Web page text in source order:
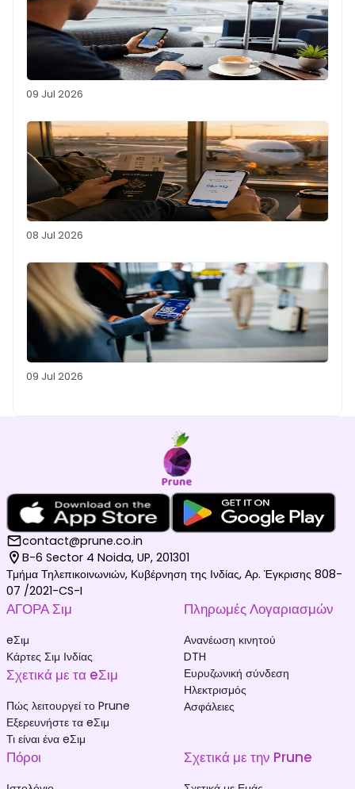
09 Jul 2026
08 Jul 2026
09 Jul 2026
contact@prune.co.in
B-6 Sector 4 Noida, UP, 201301
Τμήμα Τηλεπικοινωνιών, Κυβέρνηση της Ινδίας, Αρ. Έγκρισης 808-
07 /2021-CS-I
ΑΓΟΡΑ Σιμ
eΣιμ
Κάρτες Σιμ Ινδίας
Σχετικά με τα eΣιμ
Πώς λειτουργεί το Prune
Εξερευνήστε τα eΣιμ
Τι είναι ένα eΣιμ
Πληρωμές Λογαριασμών
Ανανέωση κινητού
DTH
Ευρυζωνική σύνδεση
Ηλεκτρισμός
Ασφάλειες
Πόροι Σχετικά με την Prune